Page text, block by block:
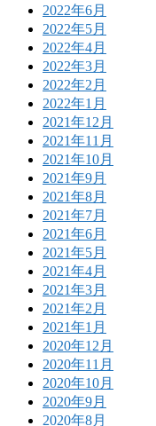
2022年6月
2022年5月
2022年4月
2022年3月
2022年2月
2022年1月
2021年12月
2021年11月
2021年10月
2021年9月
2021年8月
2021年7月
2021年6月
2021年5月
2021年4月
2021年3月
2021年2月
2021年1月
2020年12月
2020年11月
2020年10月
2020年9月
2020年8月